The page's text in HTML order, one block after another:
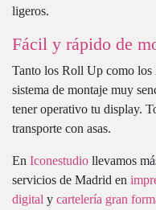
ligeros.
Fácil y rápido de
Tanto los Roll Up como los
sistema de montaje muy
tener operativo tu display.
transporte con asas.
En Iconestudio llevamos
servicios de Madrid en
digital y cartelería gran